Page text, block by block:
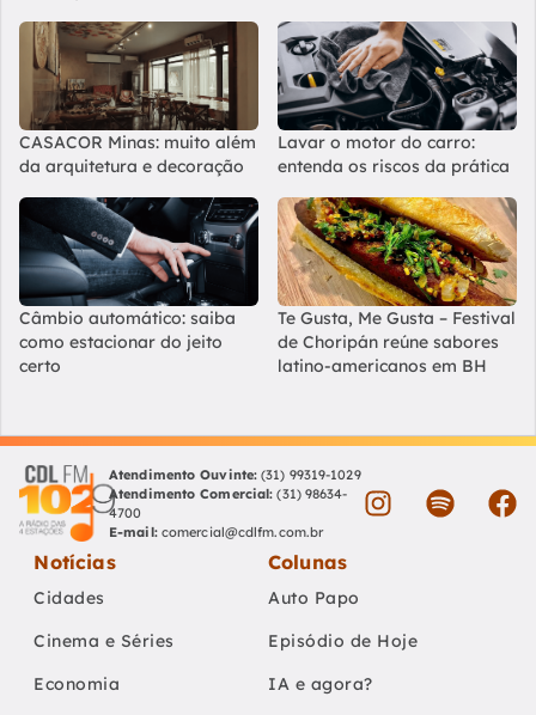
CASACOR Minas: muito além
da arquitetura e decoração
Lavar o motor do carro:
entenda os riscos da prática
Câmbio automático: saiba
como estacionar do jeito
certo
Te Gusta, Me Gusta – Festival
de Choripán reúne sabores
latino-americanos em BH
Atendimento Ouvinte: (31) 99319-1029
Atendimento Comercial: (31) 98634-
4700
E-mail: comercial@cdlfm.com.br
Notícias
Cidades
Cinema e Séries
Economia
Colunas
Auto Papo
Episódio de Hoje
IA e agora?